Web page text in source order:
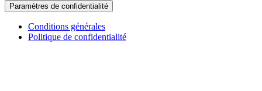
Paramètres de confidentialité
Conditions générales
Politique de confidentialité